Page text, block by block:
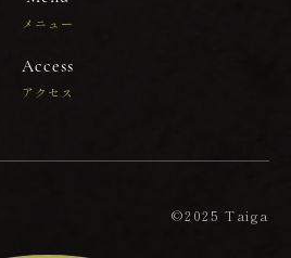
メニュー
Access
アクセス
©︎2025 Taiga